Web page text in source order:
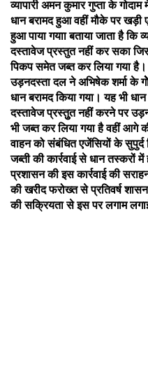
व्‍यापारी अमन कुमार गुप्‍ता के
धान बरामद हुआ वहीं मौके पर
हुआ पाया गयाा बताया जाता है कि
दस्‍तावेज प्रस्‍तुत नहीं कर सका
पिकप समेत जब्‍त कर लिया गया
उड़नदस्‍ता दल ने अभिषेक शर्मा के
धान बरामद किया गया। यह भी
दस्‍तावेज प्रस्‍तुुत नहीं करने पर
भी जब्‍त कर लिया गया है वहीं आगे
वाहन को संबंधित एजेंसियों के
जब्‍ती की कार्रवाई से धान
प्रशासन की इस कार्रवाई की
की खरीद फरोख्‍त से प्रतिवर्ष
की सक्रियता से इस पर लगाम